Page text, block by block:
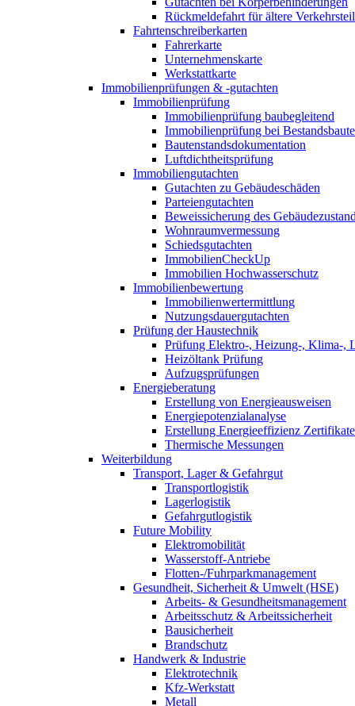
Rückmeldefahrt für ältere
Fahrtenschreiberkarten
Fahrerkarte
Unternehmenskarte
Werkstattkarte
Immobilienprüfungen & -gutachten
Immobilienprüfung
Immobilienprüfung baubegleitend
Immobilienprüfung bei
Bautenstandsdokumentation
Luftdichtheitsprüfung
Immobiliengutachten
Gutachten zu Gebäudeschäden
Parteiengutachten
Beweissicherung des
Wohnraumvermessung
Schiedsgutachten
ImmobilienCheckUp
Immobilien Hochwasserschutz
Immobilienbewertung
Immobilienwertermittlung
Nutzungsdauergutachten
Prüfung der Haustechnik
Prüfung Elektro-, Heizung-, Klima-,
Heizöltank Prüfung
Aufzugsprüfungen
Energieberatung
Erstellung von Energieausweisen
Energiepotenzialanalyse
Erstellung Energieeffizienz Zertifikate
Thermische Messungen
Weiterbildung
Transport, Lager & Gefahrgut
Transportlogistik
Lagerlogistik
Gefahrgutlogistik
Future Mobility
Elektromobilität
Wasserstoff-Antriebe
Flotten-/Fuhrparkmanagement
Gesundheit, Sicherheit & Umwelt (HSE)
Arbeits- & Gesundheitsmanagement
Arbeitsschutz & Arbeitssicherheit
Bausicherheit
Brandschutz
Handwerk & Industrie
Elektrotechnik
Kfz-Werkstatt
Metall